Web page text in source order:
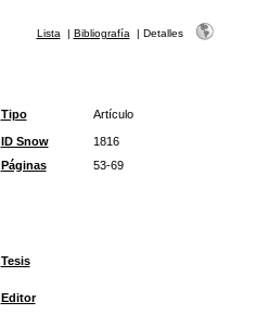
Lista | Bibliografía | Detalles
Tipo Artículo
ID Snow
1816
Páginas
53-69
Tesis
Editor